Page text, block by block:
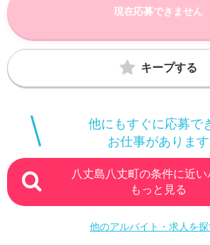
現在応募できません
キープする
他にもすぐに応募で
お仕事があります
八丈島八丈町の条件に近い
もっと見る
他のアルバイト・求人を